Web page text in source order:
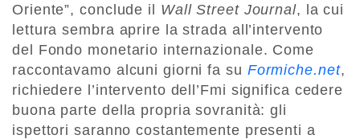
Oriente”, conclude il Wall Street Journal, la cui
lettura sembra aprire la strada all’intervento
del Fondo monetario internazionale. Come
raccontavamo alcuni giorni fa su Formiche.net,
richiedere l’intervento dell’Fmi significa cedere
buona parte della propria sovranità: gli
ispettori saranno costantemente presenti a